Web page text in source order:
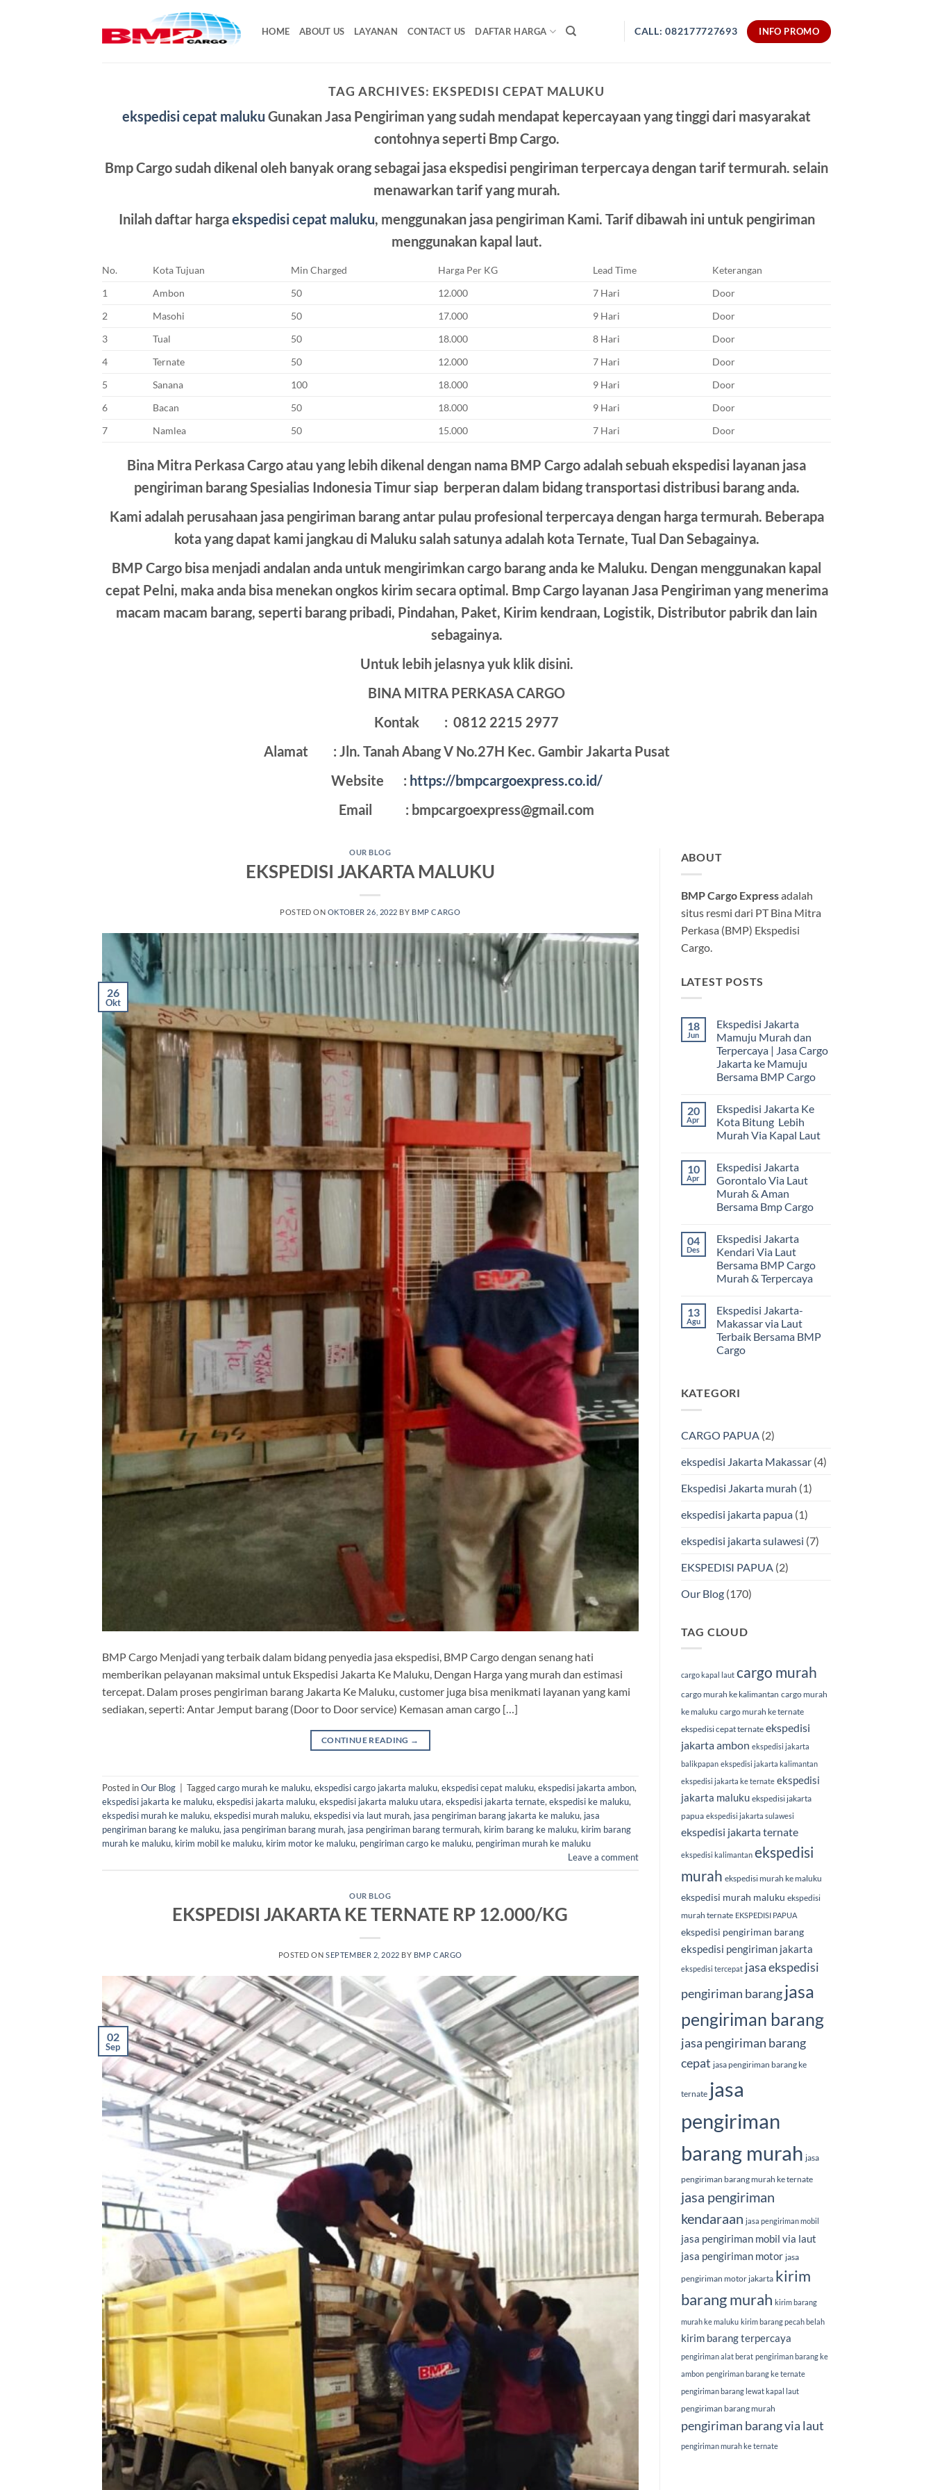
HOME ABOUT US LAYANAN CONTACT US DAFTAR HARGA CALL: 082177727693 INFO PROMO
TAG ARCHIVES: EKSPEDISI CEPAT MALUKU
ekspedisi cepat maluku Gunakan Jasa Pengiriman yang sudah mendapat kepercayaan yang tinggi dari masyarakat
contohnya seperti Bmp Cargo.
Bmp Cargo sudah dikenal oleh banyak orang sebagai jasa ekspedisi pengiriman terpercaya dengan tarif termurah. selain
menawarkan tarif yang murah.
Inilah daftar hargaekspedisi cepat maluku, menggunakan jasa pengiriman Kami. Tarif dibawah ini untuk pengiriman
menggunakan kapal laut.
No. Kota Tujuan Min Charged Harga Per KG Lead Time
Keterangan
1
Ambon 50 12.000 7 Hari
Door
2
Masohi 50 17.000 9 Hari
Door
3
Tual 50 18.000 8 Hari
Door
4
Ternate 50 12.000 7 Hari
Door
5
Sanana 100 18.000 9 Hari
Door
6
Bacan 50 18.000 9 Hari
Door
7
Namlea 50 15.000 7 Hari Door
Bina Mitra Perkasa Cargo atau yang lebih dikenal dengan nama BMP Cargo adalah sebuah ekspedisi layanan jasa
pengiriman barang Spesialias Indonesia Timur siap berperan dalam bidang transportasi distribusi barang anda.
Kami adalah perusahaan jasa pengiriman barang antar pulau profesional terpercaya dengan harga termurah. Beberapa
kota yang dapat kami jangkau di Maluku salah satunya adalah kota Ternate, Tual Dan Sebagainya.
BMP Cargo bisa menjadi andalan anda untuk mengirimkan cargo barang anda ke Maluku. Dengan menggunakan kapal
cepat Pelni, maka anda bisa menekan ongkos kirim secara optimal. Bmp Cargo layanan Jasa Pengiriman yang menerima
macam macam barang, seperti barang pribadi, Pindahan, Paket, Kirim kendraan, Logistik, Distributor pabrik dan lain
sebagainya.
Untuk lebih jelasnya yuk klik disini.
BINA MITRA PERKASA CARGO
Kontak : 0812 2215 2977
Alamat : Jln. Tanah Abang V No.27H Kec. Gambir Jakarta Pusat
Website : https://bmpcargoexpress.co.id/
Email : bmpcargoexpress@gmail.com
OUR BLOG
EKSPEDISI JAKARTA MALUKU
POSTED ON OKTOBER 26, 2022 BY BMP CARGO
26
Okt
BMP Cargo Menjadi yang terbaik dalam bidang penyedia jasa ekspedisi, BMP Cargo dengan senang hati
memberikan pelayanan maksimal untuk Ekspedisi Jakarta Ke Maluku, Dengan Harga yang murah dan estimasi
tercepat. Dalam proses pengiriman barang Jakarta Ke Maluku, customer juga bisa menikmati layanan yang kami
sediakan, seperti: Antar Jemput barang (Door to Door service) Kemasan aman cargo […]
CONTINUE READING →
Posted inOur Blog Taggedcargo murah ke maluku, ekspedisi cargo jakarta maluku, ekspedisi cepat maluku, ekspedisi jakarta ambon,
ekspedisi jakarta ke maluku, ekspedisi jakarta maluku, ekspedisi jakarta maluku utara, ekspedisi jakarta ternate, ekspedisi ke maluku,
ekspedisi murah ke maluku, ekspedisi murah maluku, ekspedisi via laut murah, jasa pengiriman barang jakarta ke maluku, jasa
pengiriman barang ke maluku, jasa pengiriman barang murah, jasa pengiriman barang termurah, kirim barang ke maluku, kirim barang
murah ke maluku, kirim mobil ke maluku, kirim motor ke maluku, pengiriman cargo ke maluku, pengiriman murah ke maluku
Leave a comment
OUR BLOG
EKSPEDISI JAKARTA KE TERNATE RP 12.000/KG
POSTED ONSEPTEMBER 2, 2022 BY BMP CARGO
02
Sep
ABOUT
BMP Cargo Expressadalah
situs resmi dari PT Bina Mitra
Perkasa (BMP) Ekspedisi
Cargo.
LATEST POSTS
18
Jun
Ekspedisi Jakarta
Mamuju Murah dan
Terpercaya | Jasa Cargo
Jakarta ke Mamuju
Bersama BMP Cargo
komentar
pada
Ekspedisi
Jakarta
dan
Terpercaya
|
Jasa
Cargo
Jakarta
Bersama
BMP
Cargo
20
Apr
Ekspedisi Jakarta Ke
Kota Bitung Lebih
Murah Via Kapal Laut
komentar
pada
Ekspedisi
Jakarta
Ke
Kota
Murah
Via
Kapal
Laut
10
Apr
Ekspedisi Jakarta
Gorontalo Via Laut
Murah & Aman
Bersama Bmp Cargo
komentar
pada
Ekspedisi
Jakarta
Gorontalo
Via
&
Aman
Bersama
Bmp
Cargo
04
Des
Ekspedisi Jakarta
Kendari Via Laut
Bersama BMP Cargo
Murah & Terpercaya
komentar
pada
Ekspedisi
Jakarta
Kendari
Via
Cargo
13
Agu
Ekspedisi Jakarta-
Makassar via Laut
Terbaik Bersama BMP
Cargo
pada
Ekspedisi
Laut
BMP
KATEGORI
CARGO PAPUA(2)
ekspedisi Jakarta Makassar(4)
Ekspedisi Jakarta murah (1)
ekspedisi jakarta papua(1)
ekspedisi jakarta sulawesi (7)
EKSPEDISI PAPUA(2)
Our Blog(170)
TAG CLOUD
cargo kapal laut cargo murah
cargo murah ke kalimantan cargo murah
ke maluku cargo murah ke ternate
ekspedisi cepat ternate ekspedisi
jakarta ambon ekspedisi jakarta
balikpapan ekspedisi jakarta kalimantan
ekspedisi jakarta ke ternate ekspedisi
jakarta maluku ekspedisi jakarta
papua ekspedisi jakarta sulawesi
ekspedisi jakarta ternate
ekspedisi kalimantan ekspedisi
murah ekspedisi murah ke maluku
ekspedisi murah maluku ekspedisi
murah ternate EKSPEDISI PAPUA
ekspedisi pengiriman barang
ekspedisi pengiriman jakarta
ekspedisi tercepat jasa ekspedisi
pengiriman barang jasa
pengiriman barang
jasa pengiriman barang
cepat jasa pengiriman barang ke
ternate jasa
pengiriman
barang murah jasa
pengiriman barang murah ke ternate
jasa pengiriman
kendaraan jasa pengiriman mobil
jasa pengiriman mobil via laut
jasa pengiriman motor jasa
pengiriman motor jakarta kirim
barang murah kirim barang
murah ke maluku kirim barang pecah belah
kirim barang terpercaya
pengiriman alat berat pengiriman barang ke
ambon pengiriman barang ke ternate
pengiriman barang lewat kapal laut
pengiriman barang murah
pengiriman barang via laut
pengiriman murah ke ternate